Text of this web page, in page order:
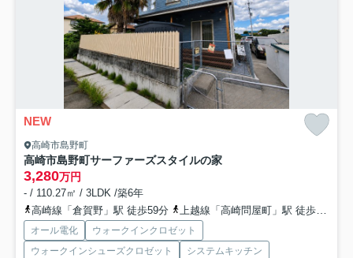
NEW
高崎市島野町
高崎市島野町サーファーズスタイルの家
3,280万円
- / 110.27㎡ / 3LDK /築6年
高崎線「倉賀野」駅 徒歩59分
上越線「高崎問屋町」駅 徒歩67分
オール電化
ウォークインクロゼット
ウォークインシューズクロゼット
システムキッチン